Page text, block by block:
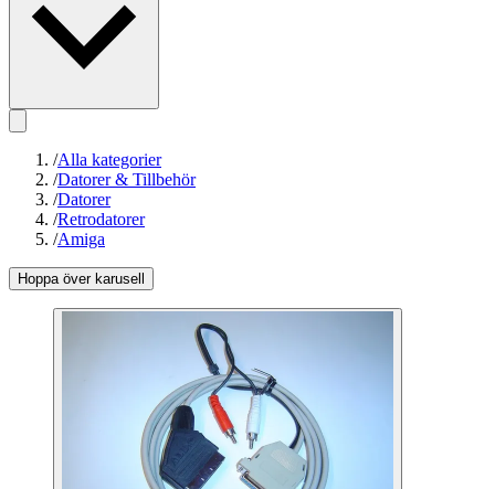
/Alla kategorier
/Datorer & Tillbehör
/Datorer
/Retrodatorer
/Amiga
Hoppa över karusell